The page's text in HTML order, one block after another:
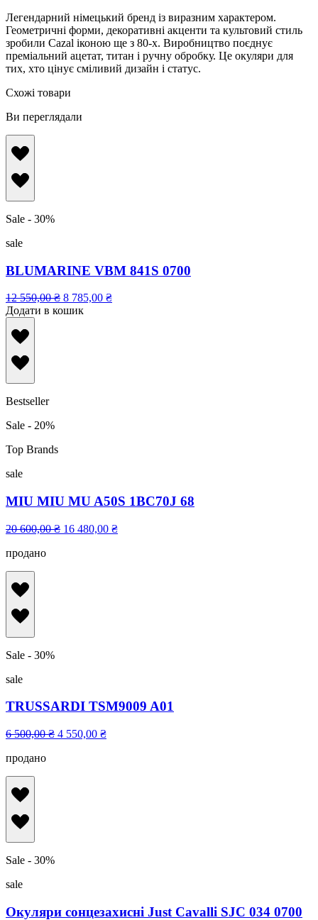
Легендарний німецький бренд із виразним характером.
Геометричні форми, декоративні акценти та культовий стиль
зробили Cazal іконою ще з 80-х. Виробництво поєднує
преміальний ацетат, титан і ручну обробку. Це окуляри для
тих, хто цінує сміливий дизайн і статус.
Схожі товари
Ви переглядали
Sale - 30%
sale
BLUMARINE VBM 841S 0700
12 550,00₴ 8 785,00 ₴
Додати в кошик
Bestseller
Sale - 20%
Top Brands
sale
MIU MIU MU A50S 1BC70J 68
20 600,00₴ 16 480,00 ₴
продано
Sale - 30%
sale
TRUSSARDI TSM9009 A01
6 500,00₴ 4 550,00 ₴
продано
Sale - 30%
sale
Окуляри сонцезахисні Just Cavalli SJC 034 0700